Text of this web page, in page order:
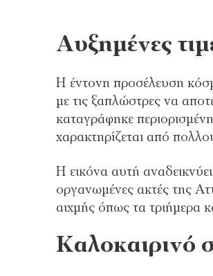
Αυξημένες
Η έντονη προσέλευση
με τις ξαπλώστρες να
καταγράφηκε
χαρακτηρίζεται από
Η εικόνα αυτή
οργανωμένες ακτές της
αιχμής όπως τα τριήμερα
Καλοκαιρινό